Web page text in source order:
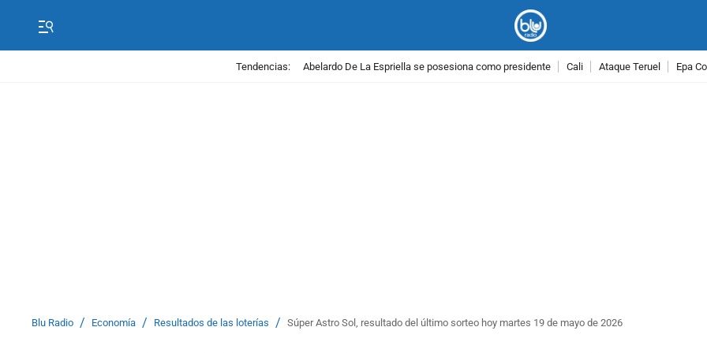
Tendencias: Abelardo De La Espriella se posesiona como presidente Cali Ataque Teruel Epa
Blu Radio / Economía / Resultados de las loterías / Súper Astro Sol, resultado del último sorteo hoy martes 19 de mayo de 2026